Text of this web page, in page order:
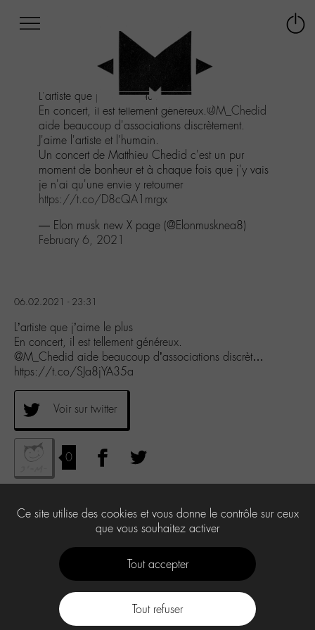
menu
Aller
au
contenu
Aller
recherche
L'artiste que j'aime le plus
En concert, il est tellement généreux.@M_Chedid
aide beaucoup d'associations discrètement.
J'aime l'artiste et l'humain.
Un concert de Matthieu Chedid c'est un pur
moment de bonheur et à chaque fois que j'y vais
je n'ai qu'une envie y retourner
https://t.co/D8cQA1mrgx
— Elon musk new X page (@Elonmusknea8)
February 6, 2021
06.02.2021 - 23:31
L’artiste que j’aime le plus
En concert, il est tellement généreux.
@M_Chedid aide beaucoup d’associations discrèt…
https://t.co/SJa8jYA35a
Voir sur twitter
0
Ce site utilise des cookies et vous donne le contrôle sur ceux
que vous souhaitez activer
Tout accepter
Tout refuser